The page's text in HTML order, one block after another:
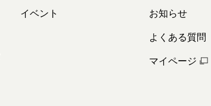
イベント
お知らせ
よくある質問
マイページ